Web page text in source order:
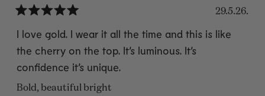
5
out
of
stars
29.5.26.
I love gold. I wear it all the time and this is like
the cherry on the top. It’s luminous. It’s
confidence it’s unique.
Bold, beautiful bright